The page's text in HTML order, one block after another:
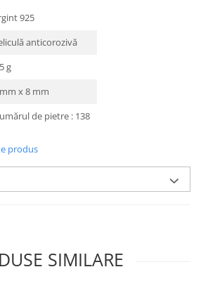
925
anticorozivă
g
x 8 mm
de pietre : 138
produs
SIMILARE